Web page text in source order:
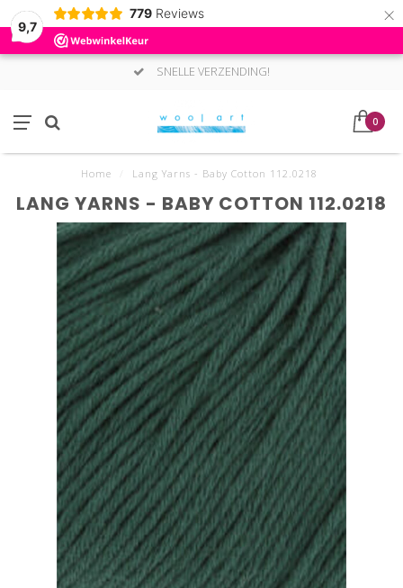
9,7
779 Reviews ×
SNELLE VERZENDING!
0
Home Lang Yarns - Baby Cotton 112.0218
LANG YARNS - BABY COTTON 112.0218